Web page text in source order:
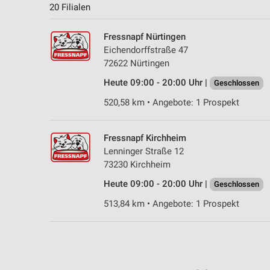
20 Filialen
Fressnapf Nürtingen
Eichendorffstraße 47
72622 Nürtingen
Heute 09:00 - 20:00 Uhr |
Geschlossen
520,58 km • Angebote: 1 Prospekt
Fressnapf Kirchheim
Lenninger Straße 12
73230 Kirchheim
Heute 09:00 - 20:00 Uhr |
Geschlossen
513,84 km • Angebote: 1 Prospekt